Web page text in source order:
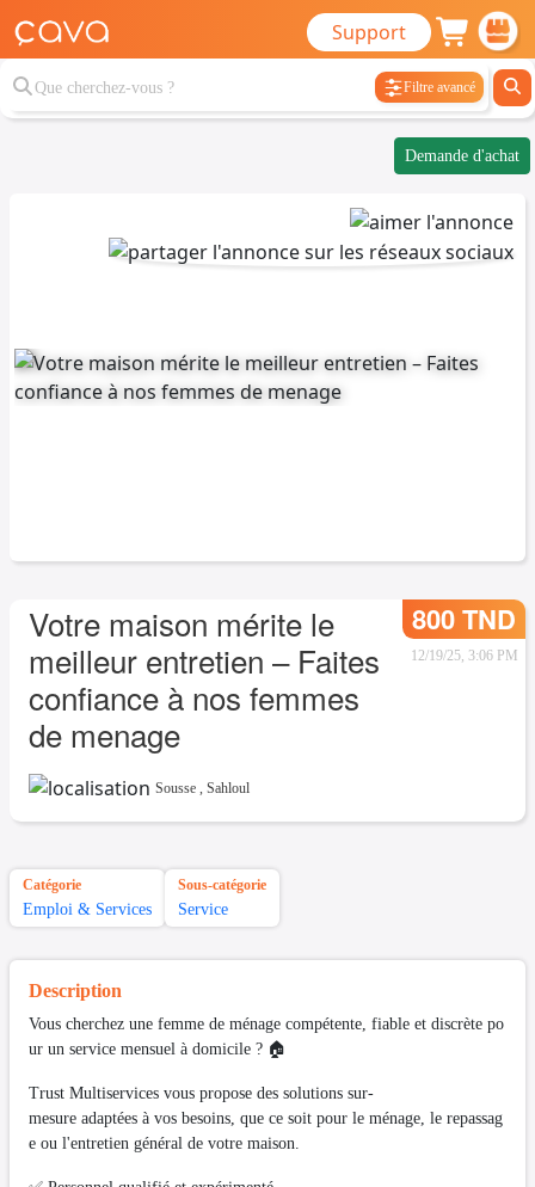
Support
Filtre avancé
Demande d'achat
Votre maison mérite le
meilleur entretien – Faites
confiance à nos femmes
de menage
800 TND
12/19/25, 3:06 PM
Sousse , Sahloul
Catégorie
Emploi & Services
Sous-catégorie
Service
Description
Vous cherchez une femme de ménage compétente, fiable et discrète po
ur un service mensuel à domicile ? 🏠
Trust Multiservices vous propose des solutions sur-
mesure adaptées à vos besoins, que ce soit pour le ménage, le repassag
e ou l'entretien général de votre maison.